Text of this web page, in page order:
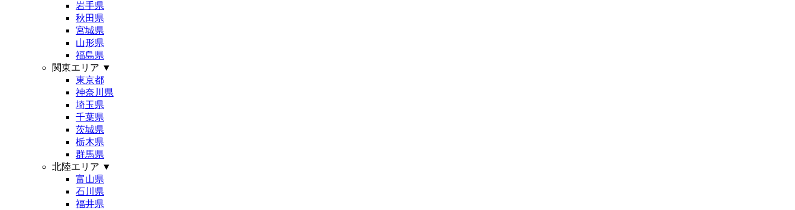
岩手県
秋田県
宮城県
山形県
福島県
関東エリア ▼
東京都
神奈川県
埼玉県
千葉県
茨城県
栃木県
群馬県
北陸エリア ▼
富山県
石川県
福井県